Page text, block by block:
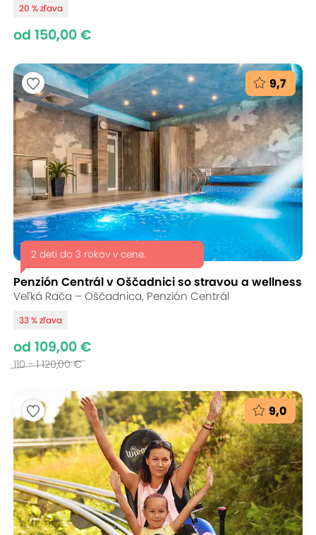
20 % zľava
od 150,00 €
9,7
2 deti do 3 rokov v cene.
Penzión Centrál v Oščadnici so stravou a wellness
Veľká Rača – Oščadnica, Penzión Centrál
33 % zľava
od 109,00 €
110 - 1 120,00 €
9,0